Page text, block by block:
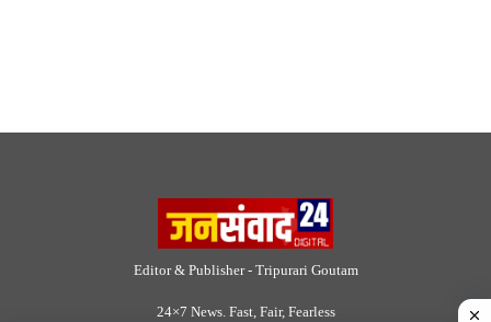
Editor & Publisher - Tripurari Goutam
24×7 News. Fast, Fair, Fearless